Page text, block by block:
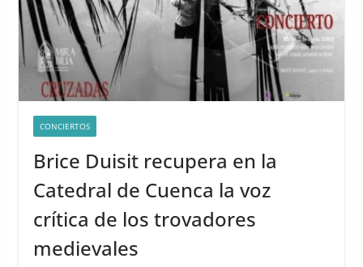
CONCIERTOS
Brice Duisit recupera en la
Catedral de Cuenca la voz
crítica de los trovadores
medievales